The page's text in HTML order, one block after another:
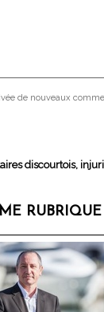
de nouveaux
discourtois,
RUBRIQUE